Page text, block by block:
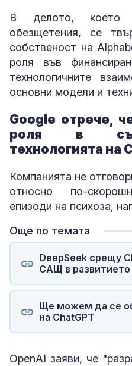
В делото, което
обезщетения, се
собственост на
роля във
технологичните
основни модели и
Google отрече,
роля в
технологията на
Компанията не
относно по-
епизоди на психоза,
Още по темата
DeepSeek срещу
САЩ в развитието
Ще можем да се
на ChatGPT
OpenAI заяви, че